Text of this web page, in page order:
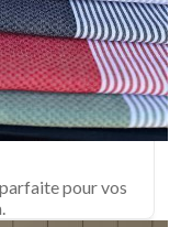
pour vos